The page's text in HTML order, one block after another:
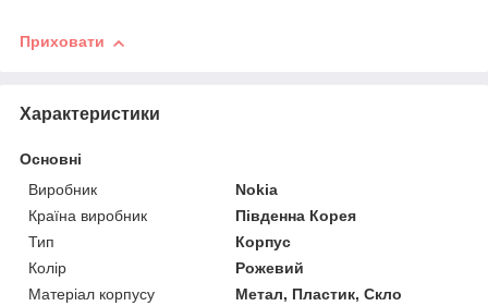
Приховати
Характеристики
Основні
Виробник
Nokia
Країна виробник
Південна Корея
Тип
Корпус
Колір
Рожевий
Матеріал корпусу
Метал, Пластик, Скло